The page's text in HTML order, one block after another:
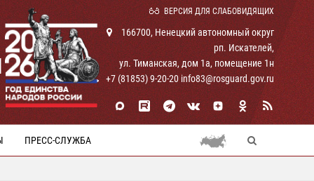
ВЕРСИЯ ДЛЯ СЛАБОВИДЯЩИХ
166700, Ненецкий автономный округ
рп. Искателей,
ул. Тиманская, дом 1а, помещение 1н
+7 (81853) 9-20-20 info83@rosguard.gov.ru
ПРЕСС-СЛУЖБА